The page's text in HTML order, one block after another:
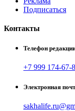
Подписаться
Контакты
Телефон
+7 999 174-67-
Электронная